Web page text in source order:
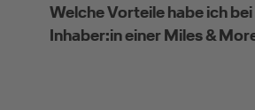
Welche Vorteile habe ich
Inhaber:in einer Miles &